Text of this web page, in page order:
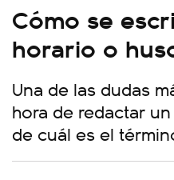
Cómo se
horario o
Una de las dudas
hora de redactar
de cuál es el